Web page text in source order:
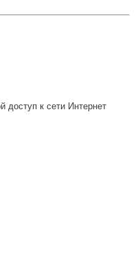
доступ к сети Интернет